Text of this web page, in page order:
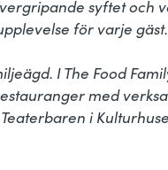
syftet och
för varje gäst.
I The Food
med
i